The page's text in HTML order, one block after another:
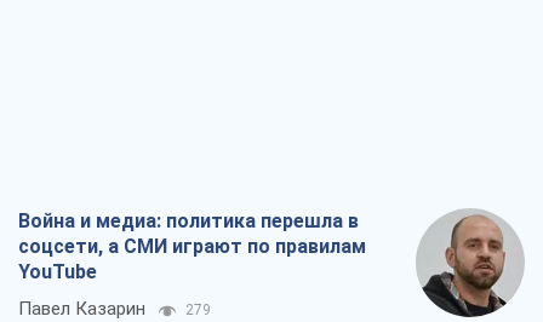
Война и медиа: политика перешла в
соцсети, а СМИ играют по правилам
YouTube
Павел Казарин 279